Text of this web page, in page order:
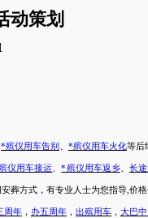
动策划
*殡仪用车告别 *殡仪用车火化等后
仪用车接运 、*殡仪用车返乡、 长
葬方式，有专业人士为您指导,价
周年 ， 办五周年 ， 出殡用车 ， 大巴